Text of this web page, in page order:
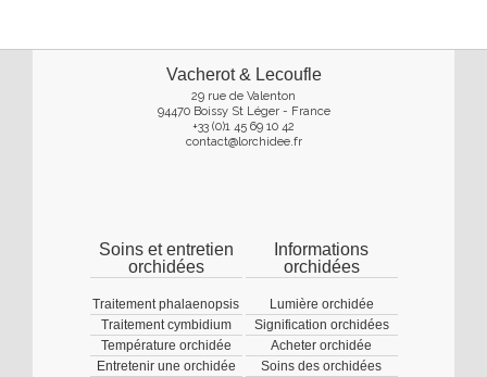
Vacherot & Lecoufle
29 rue de Valenton
94470 Boissy St Léger - France
+33 (0)1 45 69 10 42
contact@lorchidee.fr
Soins et entretien
orchidées
Traitement phalaenopsis
Traitement cymbidium
Température orchidée
Entretenir une orchidée
Informations
orchidées
Lumière orchidée
Signification orchidées
Acheter orchidée
Soins des orchidées